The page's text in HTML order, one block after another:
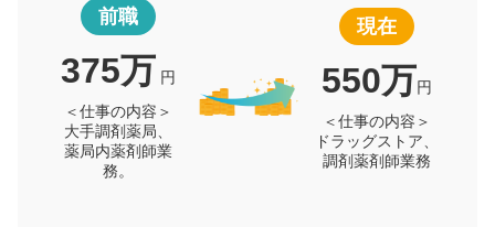
前職
375万 円
＜仕事の内容＞
大手調剤薬局、
薬局内薬剤師業
務。
現在
550万円
＜仕事の内容＞
ドラッグストア、
調剤薬剤師業務